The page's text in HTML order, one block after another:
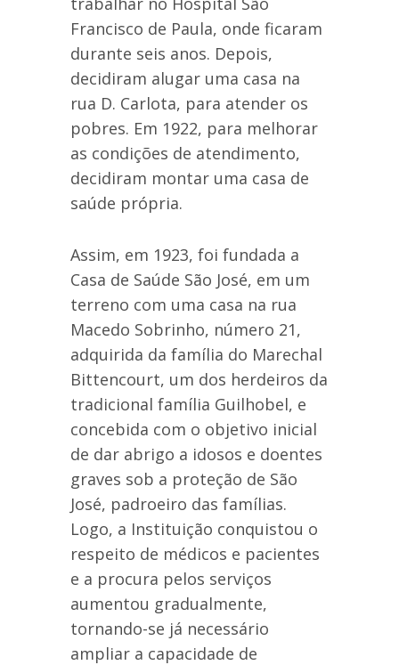
Francisco de Paula, onde ficaram
durante seis anos. Depois,
decidiram alugar uma casa na
rua D. Carlota, para atender os
pobres. Em 1922, para melhorar
as condições de atendimento,
decidiram montar uma casa de
saúde própria.
Assim, em 1923, foi fundada a
Casa de Saúde São José, em um
terreno com uma casa na rua
Macedo Sobrinho, número 21,
adquirida da família do Marechal
Bittencourt, um dos herdeiros da
tradicional família Guilhobel, e
concebida com o objetivo inicial
de dar abrigo a idosos e doentes
graves sob a proteção de São
José, padroeiro das famílias.
Logo, a Instituição conquistou o
respeito de médicos e pacientes
e a procura pelos serviços
aumentou gradualmente,
tornando-se já necessário
ampliar a capacidade de